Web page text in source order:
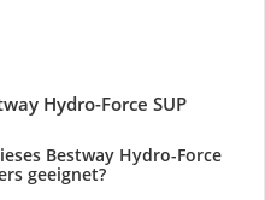
Hydro-Force SUP
‎Bestway Hydro-Force
geeignet?